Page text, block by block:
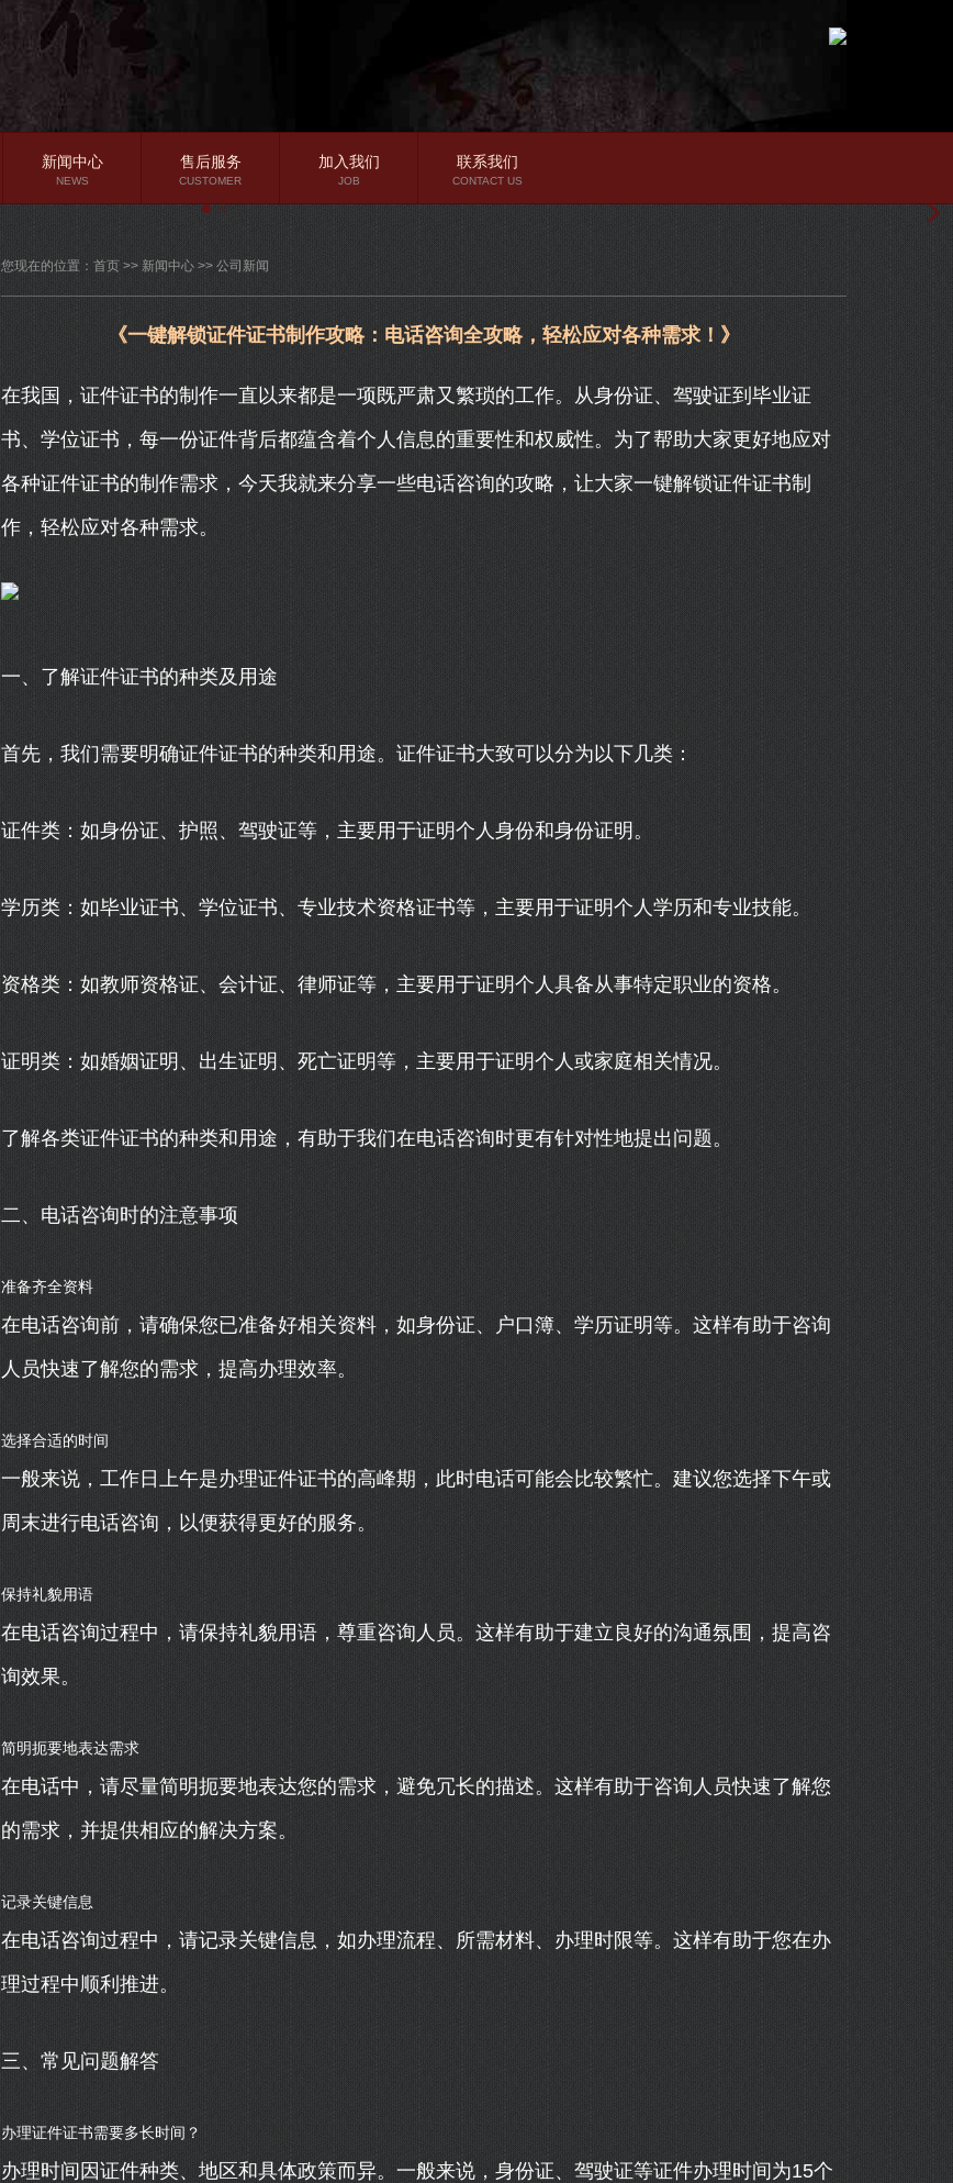
行业资讯
常见问题
新闻中心
NEWS
售后服务
CUSTOMER
加入我们
JOB
联系我们
CONTACT US
您现在的位置： 首页 >> 新闻中心 >> 公司新闻
《一键解锁证件证书制作攻略：电话咨询全攻略，轻松应对各种需求！》
在我国，证件证书的制作一直以来都是一项既严肃又繁琐的工作。从身份证、驾驶证到毕业证
书、学位证书，每一份证件背后都蕴含着个人信息的重要性和权威性。为了帮助大家更好地应对
各种证件证书的制作需求，今天我就来分享一些电话咨询的攻略，让大家一键解锁证件证书制
作，轻松应对各种需求。
一、了解证件证书的种类及用途
首先，我们需要明确证件证书的种类和用途。证件证书大致可以分为以下几类：
证件类：如身份证、护照、驾驶证等，主要用于证明个人身份和身份证明。
学历类：如毕业证书、学位证书、专业技术资格证书等，主要用于证明个人学历和专业技能。
资格类：如教师资格证、会计证、律师证等，主要用于证明个人具备从事特定职业的资格。
证明类：如婚姻证明、出生证明、死亡证明等，主要用于证明个人或家庭相关情况。
了解各类证件证书的种类和用途，有助于我们在电话咨询时更有针对性地提出问题。
二、电话咨询时的注意事项
准备齐全资料
在电话咨询前，请确保您已准备好相关资料，如身份证、户口簿、学历证明等。这样有助于咨询
人员快速了解您的需求，提高办理效率。
选择合适的时间
一般来说，工作日上午是办理证件证书的高峰期，此时电话可能会比较繁忙。建议您选择下午或
周末进行电话咨询，以便获得更好的服务。
保持礼貌用语
在电话咨询过程中，请保持礼貌用语，尊重咨询人员。这样有助于建立良好的沟通氛围，提高咨
询效果。
简明扼要地表达需求
在电话中，请尽量简明扼要地表达您的需求，避免冗长的描述。这样有助于咨询人员快速了解您
的需求，并提供相应的解决方案。
记录关键信息
在电话咨询过程中，请记录关键信息，如办理流程、所需材料、办理时限等。这样有助于您在办
理过程中顺利推进。
三、常见问题解答
办理证件证书需要多长时间？
办理时间因证件种类、地区和具体政策而异。一般来说，身份证、驾驶证等证件办理时间为15个